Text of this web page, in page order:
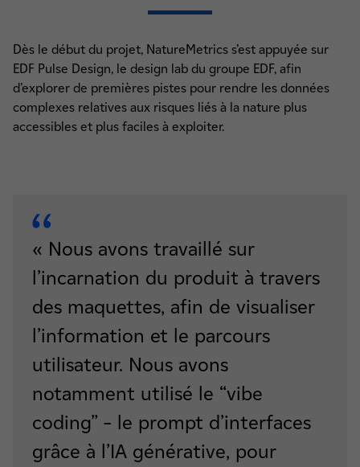
Dès le début du projet, NatureMetrics s’est appuyée sur
EDF Pulse Design, le design lab du groupe EDF, afin
d’explorer de premières pistes pour rendre les données
complexes relatives aux risques liés à la nature plus
accessibles et plus faciles à exploiter.
« Nous avons travaillé sur
l’incarnation du produit à travers
des maquettes, afin de visualiser
l’information et le parcours
utilisateur. Nous avons
notamment utilisé le “vibe
coding” – le prompt d’interfaces
grâce à l’IA générative, pour